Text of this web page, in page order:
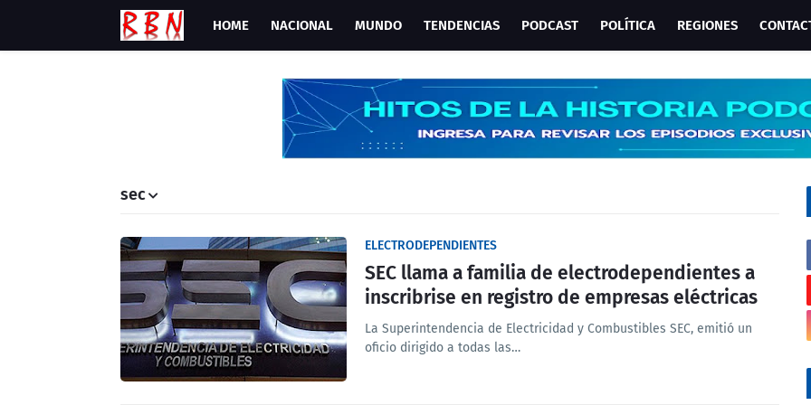
HOME NACIONAL MUNDO TENDENCIAS PODCAST POLÍTICA REGIONES
sec
ELECTRODEPENDIENTES
SEC llama a familia de electrodependientes a
inscribrise en registro de empresas eléctricas
La Superintendencia de Electricidad y Combustibles SEC, emitió un
oficio dirigido a todas las…